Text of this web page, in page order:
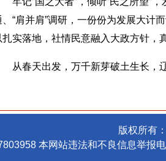
、“肩并肩”调研，一份份为发展大计
扎实落地，社情民意融入大政方针，
春天出发，万千新芽破土生长，
版权所有
本网站违法和不良信息举报